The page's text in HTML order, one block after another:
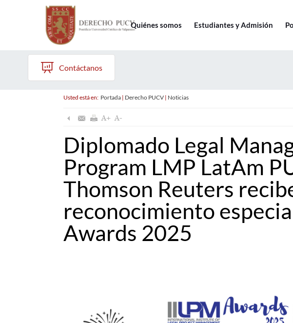
Quiénes somos Estudiantes y Admisión
Contáctanos
Usted está en: Portada| Derecho PUCV| Noticias
Diplomado Legal
Program LMP LatAm
Thomson Reuters
reconocimiento
Awards 2025